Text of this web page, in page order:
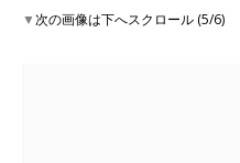
▼次の画像は下へスクロール (5/6)